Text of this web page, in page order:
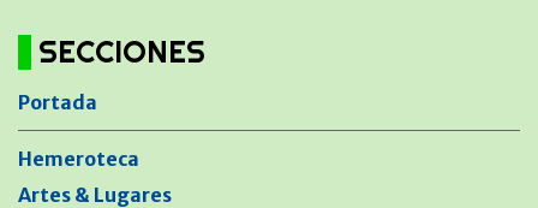
SECCIONES
Portada
Hemeroteca
Artes & Lugares